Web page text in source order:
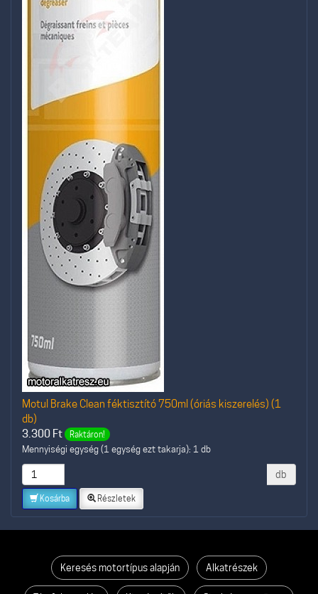
Motul Brake Clean féktisztító 750ml (óriás kiszerelés) (1
db)
3.300 Ft Raktáron!
Mennyiségi egység (1 egység ezt takarja): 1 db
db
Kosárba Részletek
Keresés motortípus alapján Alkatrészek